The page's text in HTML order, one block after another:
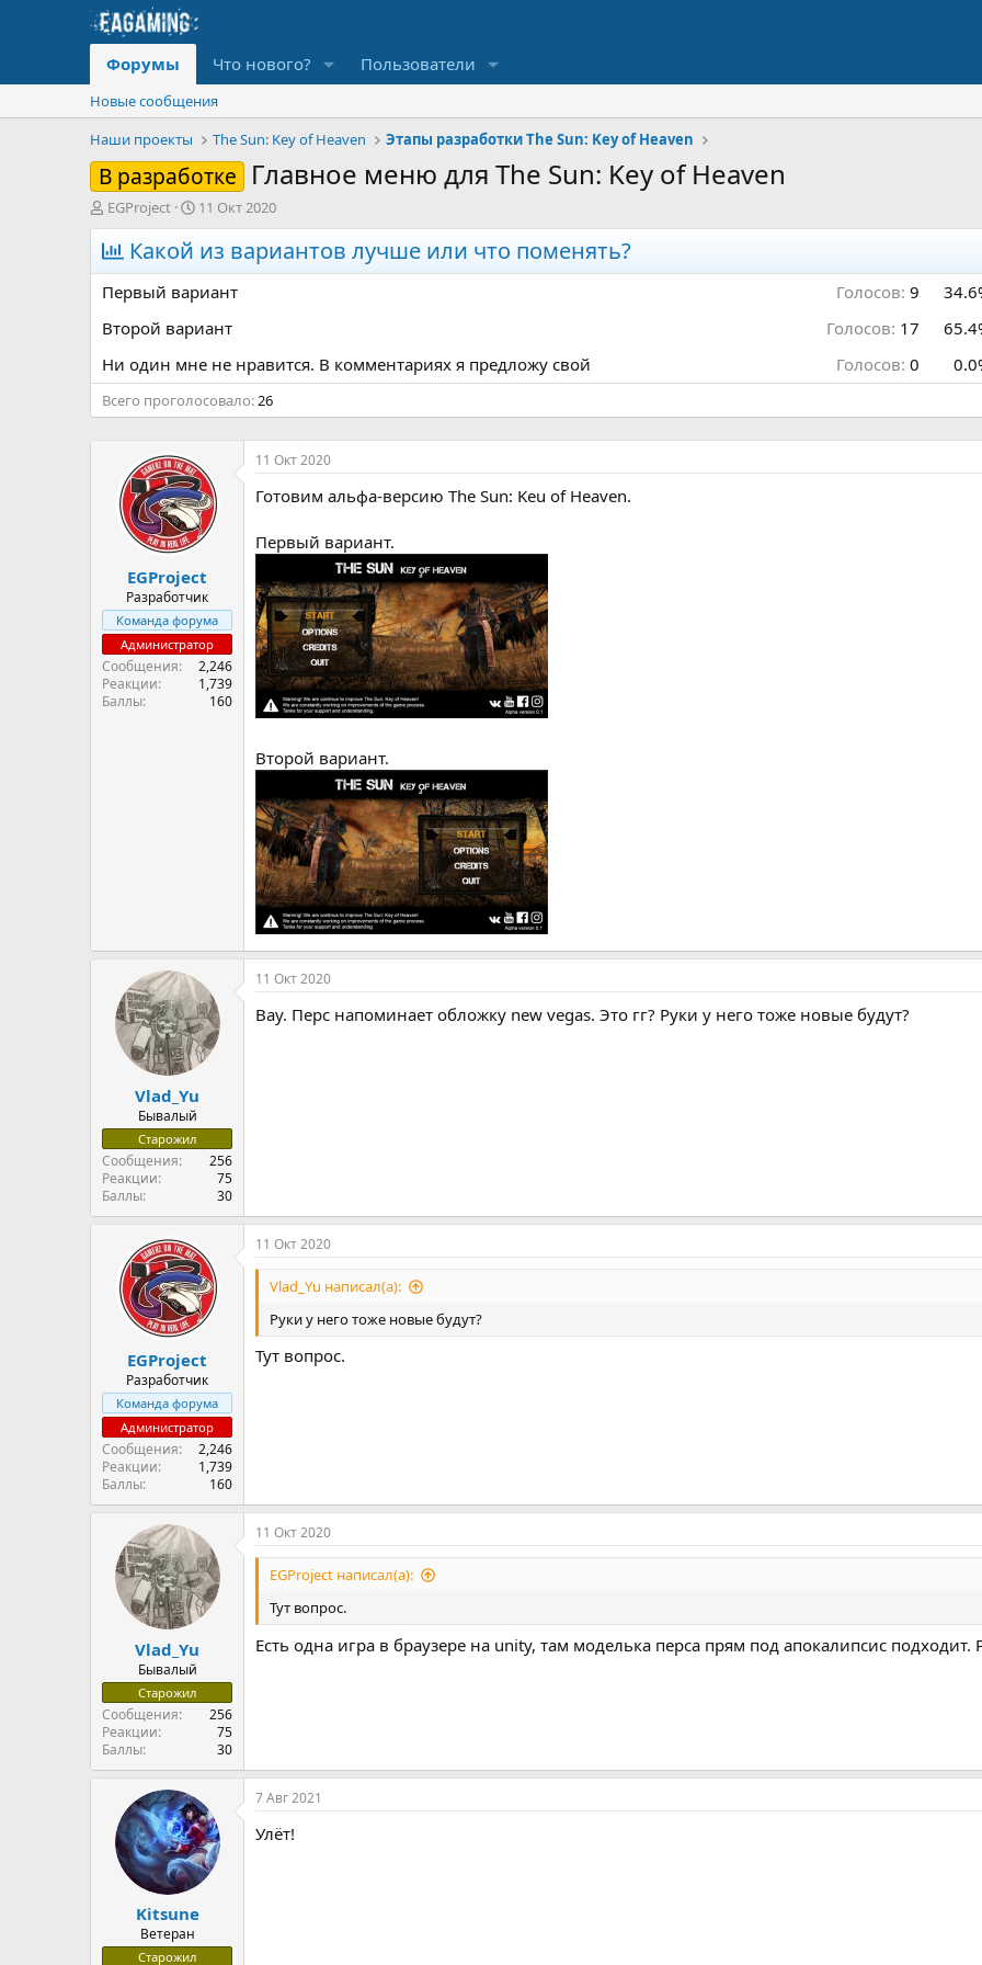
Форумы Что нового? Пользователи
Новые сообщения
Наши проекты
The Sun: Key of Heaven Этапы разработки The Sun: Key of Heaven
В разработке Главное меню для The Sun: Key of Heaven
А
в
т
о
р
е
ы
EGProject
Д
а
т
н
ч
л
а
11 Окт 2020
Какой из вариантов лучше или что поменять?
Первый вариант Голосов: 9
Второй вариант
Голосов: 17
Ни один мне не нравится. В комментариях я предложу свой
Голосов: 0
Всего проголосовало 26
EGProject
Разработчик
Команда форума
Администратор
Сообщения
2,246
Реакции
1,739
Баллы
160
11 Окт 2020
Готовим альфа-версию The Sun: Keu of Heaven.
Первый вариант.
Второй вариант.
Vlad_Yu
Бывалый
Старожил
Сообщения
256
Реакции
75
Баллы
30
11 Окт 2020
Вау. Перс напоминает обложку new vegas. Это гг? Руки у него тоже новые будут?
EGProject
Разработчик
Команда форума
Администратор
Сообщения
2,246
Реакции
1,739
Баллы
160
11 Окт 2020
Vlad_Yu написал(а):
Руки у него тоже новые будут?
Тут вопрос.
Vlad_Yu
Бывалый
Старожил
Сообщения
256
Реакции
75
Баллы
30
11 Окт 2020
EGProject написал(а):
Тут вопрос.
Есть одна игра в браузере на unity, там моделька перса прям под апокалипсис
Kitsune
Ветеран
Старожил
7 Авг 2021
Улёт!